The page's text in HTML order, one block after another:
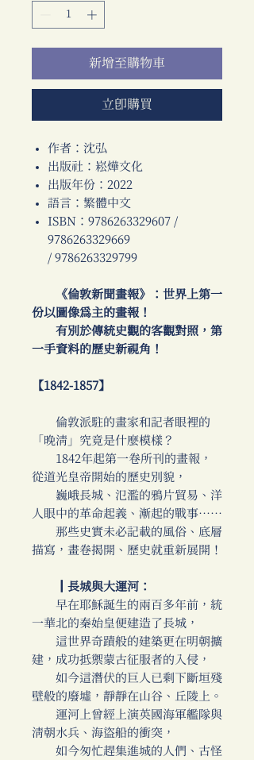
新增至購物車
立即購買
作者：沈弘
出版社：崧燁文化
出版年份：2022
語言：繁體中文
ISBN：9786263329607 /
9786263329669
/ 9786263329799
《倫敦新聞畫報》：世界上第一
份以圖像為主的畫報！
有別於傳統史觀的客觀對照，第
一手資料的歷史新視角！
【1842-1857】
倫敦派駐的畫家和記者眼裡的
「晚清」究竟是什麼模樣？
1842年起第一卷所刊的畫報，
從道光皇帝開始的歷史別貌，
巍峨長城、氾濫的鴉片貿易、洋
人眼中的革命起義、漸起的戰事……
那些史實未必記載的風俗、底層
描寫，畫卷揭開、歷史就重新展開！
║長城與大運河：
早在耶穌誕生的兩百多年前，統
一華北的秦始皇便建造了長城，
這世界奇蹟般的建築更在明朝擴
建，成功抵禦蒙古征服者的入侵，
如今這潛伏的巨人已剩下斷垣殘
壁般的廢墟，靜靜在山谷、丘陵上。
運河上曾經上演英國海軍艦隊與
清朝水兵、海盜船的衝突，
如今匆忙趕集進城的人們、古怪